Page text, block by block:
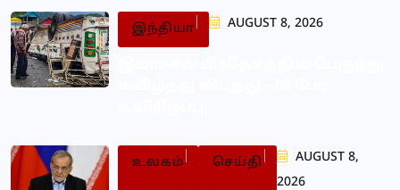
இந்தியா AUGUST 8, 2026
உலகம் செய்தி
AUGUST 8,
2026